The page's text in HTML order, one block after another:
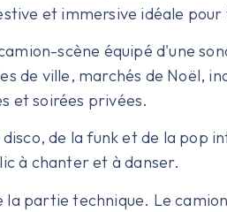
et immersive idéale pour
scène équipé d'une
de ville, marchés de Noël,
et soirées privées.
de la funk et de la pop
à chanter et à danser.
partie technique. Le